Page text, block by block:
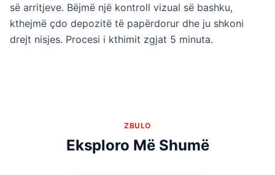
së arritjeve. Bëjmë një kontroll vizual së bashku,
kthejmë çdo depozitë të papërdorur dhe ju shkoni
drejt nisjes. Procesi i kthimit zgjat 5 minuta.
ZBULO
Eksploro Më Shumë